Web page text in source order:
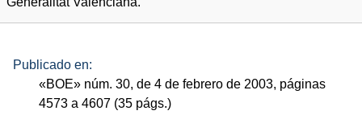
Publicado en:
«BOE» núm. 30, de 4 de febrero de 2003, páginas
4573 a 4607 (35 págs.)